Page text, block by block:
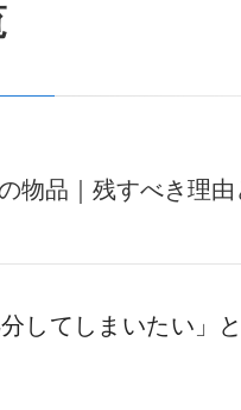
物品｜残すべき理由
してしまいたい」